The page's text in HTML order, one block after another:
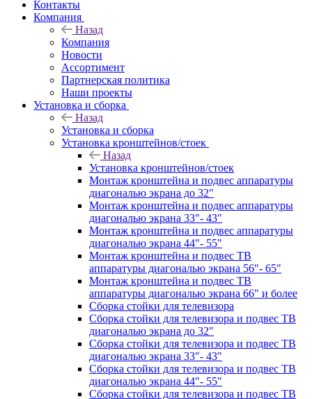
Контакты
Компания
Назад
Компания
Новости
Ассортимент
Партнерская политика
Наши проекты
Установка и сборка
Назад
Установка и сборка
Установка кронштейнов/стоек
Назад
Установка кронштейнов/стоек
Монтаж кронштейна и подвес аппаратуры
диагональю экрана до 32"
Монтаж кронштейна и подвес аппаратуры
диагональю экрана 33"- 43"
Монтаж кронштейна и подвес аппаратуры
диагональю экрана 44"- 55"
Монтаж кронштейна и подвес ТВ
аппаратуры диагональю экрана 56"- 65"
Монтаж кронштейна и подвес ТВ
аппаратуры диагональю экрана 66" и более
Сборка стойки для телевизора
Сборка стойки для телевизора и подвес ТВ
диагональю экрана до 32"
Сборка стойки для телевизора и подвес ТВ
диагональю экрана 33"- 43"
Сборка стойки для телевизора и подвес ТВ
диагональю экрана 44"- 55"
Сборка стойки для телевизора и подвес ТВ